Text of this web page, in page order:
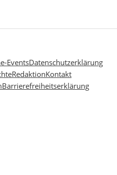
EventsDatenschutzerklärung
RedaktionKontakt
Barrierefreiheitserklärung